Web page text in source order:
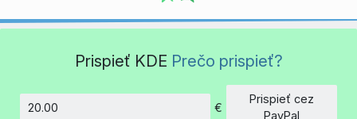
Prispieť KDE Prečo prispieť?
Množstvo
€
Prispieť cez
PayPal